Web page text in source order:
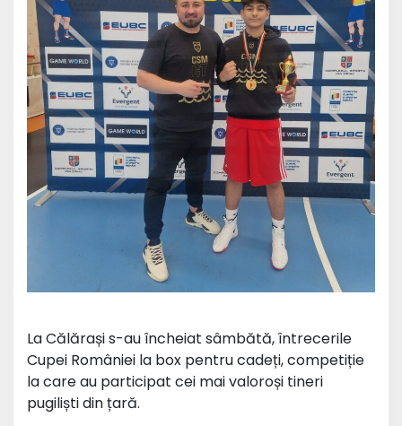
La Călărași s-au încheiat sâmbătă, întrecerile
Cupei României la box pentru cadeți, competiție
la care au participat cei mai valoroși tineri
pugiliști din țară.